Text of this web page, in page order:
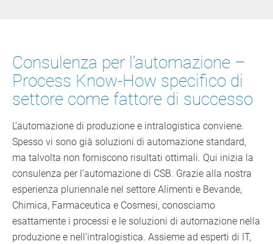
Consulenza per l’automazione –
Process Know-How specifico di
settore come fattore di successo
L’automazione di produzione e intralogistica conviene.
Spesso vi sono già soluzioni di automazione standard,
ma talvolta non forniscono risultati ottimali. Qui inizia la
consulenza per l’automazione di CSB. Grazie alla nostra
esperienza pluriennale nel settore Alimenti e Bevande,
Chimica, Farmaceutica e Cosmesi, conosciamo
esattamente i processi e le soluzioni di automazione nella
produzione e nell’intralogistica. Assieme ad esperti di IT,